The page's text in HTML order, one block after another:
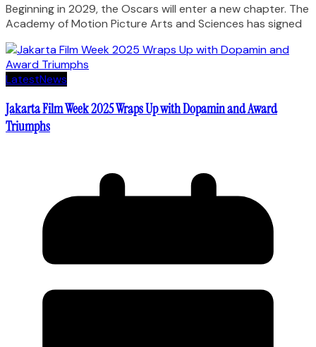
Beginning in 2029, the Oscars will enter a new chapter. The
Academy of Motion Picture Arts and Sciences has signed
LatestNews
Jakarta Film Week 2025 Wraps Up with Dopamin and Award
Triumphs